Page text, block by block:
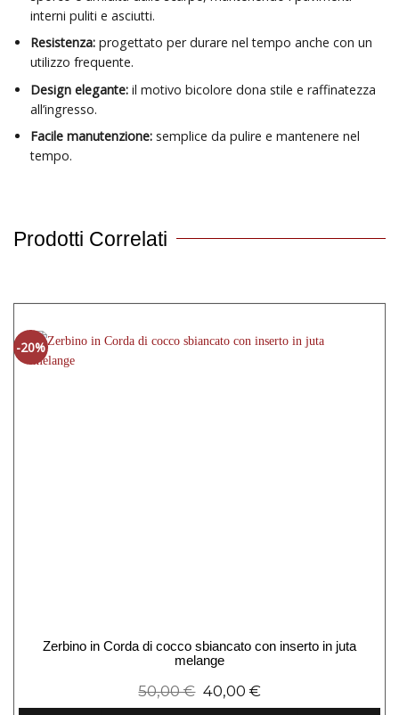
interni puliti e asciutti.
Resistenza:progettato per durare nel tempo anche con un
utilizzo frequente.
Design elegante:il motivo bicolore dona stile e raffinatezza
all’ingresso.
Facile manutenzione:semplice da pulire e mantenere nel
tempo.
Prodotti Correlati
-20%
Zerbino in Corda di cocco sbiancato con inserto in juta
melange
50,00€ 40,00 €